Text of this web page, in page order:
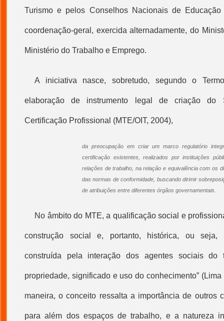
Turismo e pelos Conselhos Nacionais de
coordenação-geral, exercida alternadamente, do
Ministério do Trabalho e Emprego.
A iniciativa nasce, sobretudo, segundo o
elaboração de instrumento legal de criação do
Certificação Profissional (MTE/OIT, 2004),
da preocupação em criar um marco regulatório
certificação existentes, realizados por instituições
relações de trabalho, na relação e equivalência com os
das normas de conformidade, buscando dirimir
de atribuições entre diferentes órgãos governamentais.
No âmbito do MTE, a qualificaçãosocial e
construção social e, portanto, histórica, ou seja,
construída pela interação dos agentes sociais do
propriedade, significado e uso do conhecimento”
maneira, o conceito ressalta a importância de outros
para além dos espaços de trabalho, e a natureza